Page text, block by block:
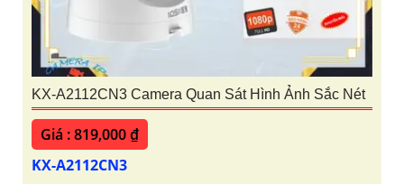
KX-A2112CN3 Camera Quan Sát Hình Ảnh Sắc Nét
Giá : 819,000 ₫
KX-A2112CN3